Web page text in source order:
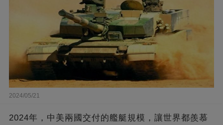
2024/05/21
2024年，中美兩國交付的艦艇規模，讓世界都羨慕